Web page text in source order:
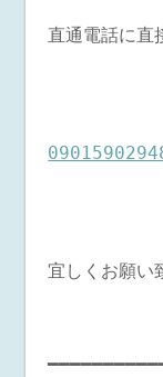
直通電話に直
宜しくお願い